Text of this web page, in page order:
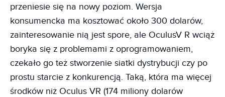
przeniesie się na nowy poziom. Wersja
konsumencka ma kosztować około 300 dolarów,
zainteresowanie nią jest spore, ale OculusV R wciąż
boryka się z problemami z oprogramowaniem,
czekało go też stworzenie siatki dystrybucji czy po
prostu starcie z konkurencją. Taką, która ma więcej
środków niż Oculus VR (174 miliony dolarów